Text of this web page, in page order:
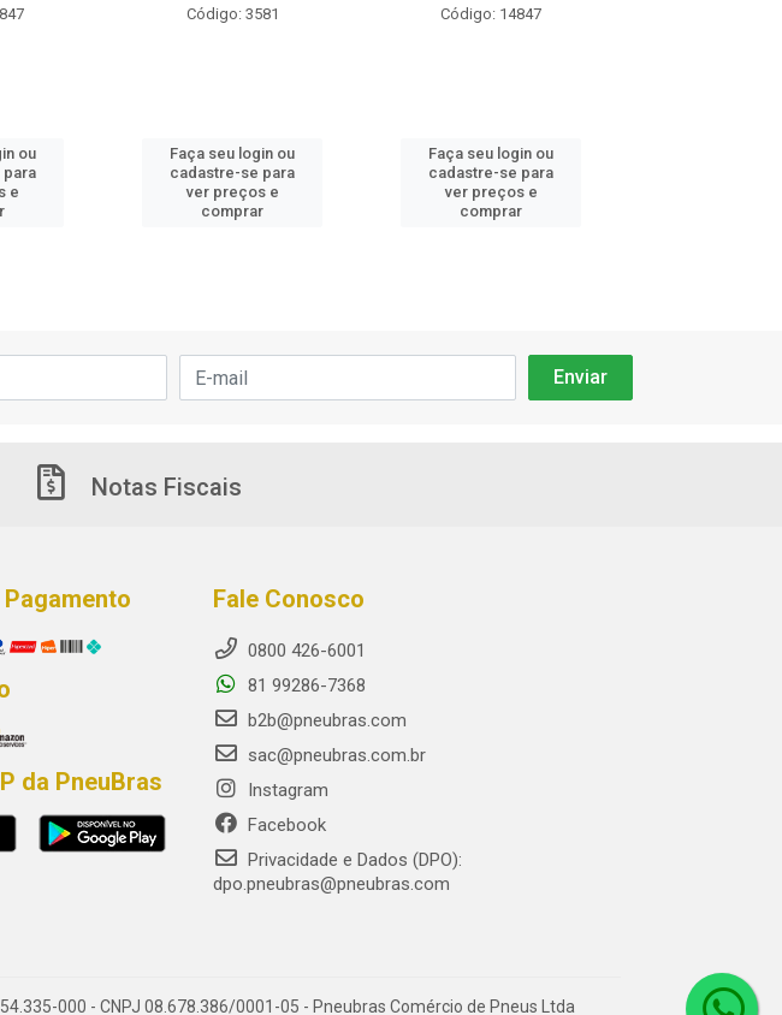
ou
e
Código: 3581
Faça seu login ou
cadastre-se para
ver preços e
comprar
Código: 14847
Faça seu login ou
cadastre-se para
ver preços e
comprar
Notas Fiscais
da PneuBras
Fale Conosco
0800 426-6001
81 99286-7368
b2b@pneubras.com
sac@pneubras.com.br
Instagram
Facebook
Privacidade e Dados (DPO):
dpo.pneubras@pneubras.com
000 - CNPJ 08.678.386/0001-05 - Pneubras Comércio de Pneus Ltda